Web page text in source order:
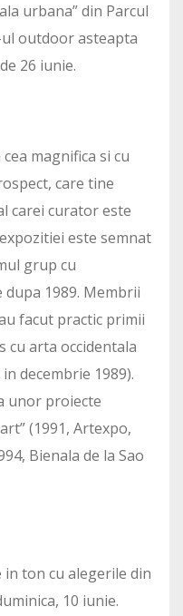
urbana” din Parcul
outdoor asteapta
26 iunie.
magnifica si cu
care tine
carei curator este
este semnat
grup cu
1989. Membrii
facut practic primii
cu arta occidentala
decembrie 1989).
unor proiecte
(1991, Artexpo,
Bienala de la Sao
in ton cu alegerile din
10 iunie.